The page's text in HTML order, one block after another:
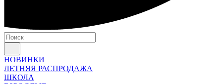
НОВИНКИ
ЛЕТНЯЯ РАСПРОДАЖА
ШКОЛА